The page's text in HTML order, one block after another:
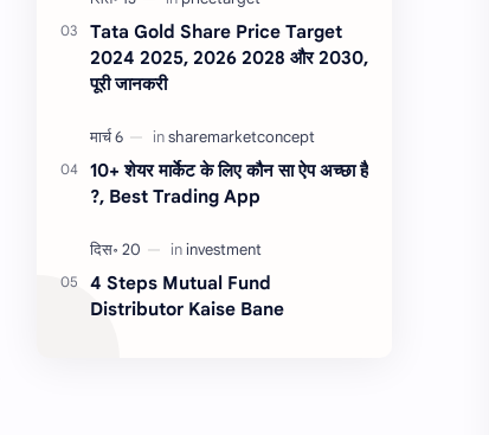
Tata Gold Share Price Target
2024 2025, 2026 2028 और 2030,
पूरी जानकरी
10+ शेयर मार्केट के लिए कौन सा ऐप अच्छा है
?, Best Trading App
4 Steps Mutual Fund
Distributor Kaise Bane